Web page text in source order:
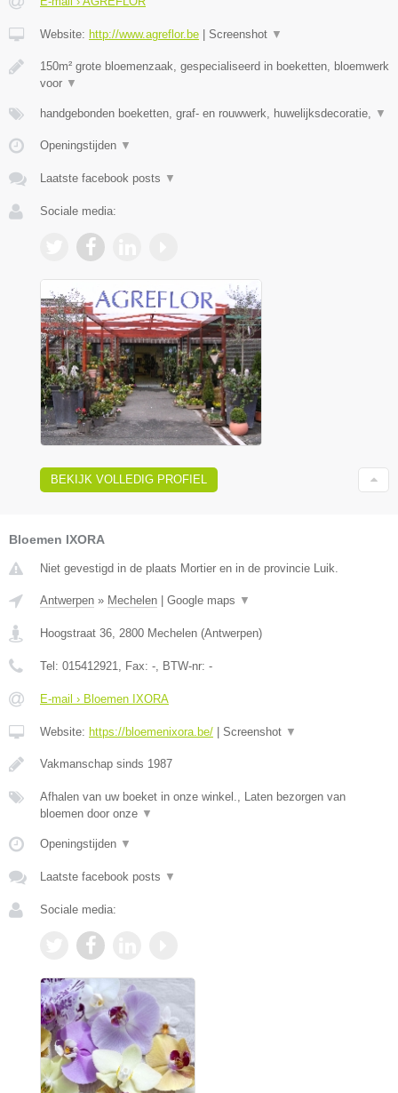
Website: http://www.agreflor.be Screenshot ▼
150m² grote bloemenzaak, gespecialiseerd in boeketten, bloemwerk
voor ▼
handgebonden boeketten, graf- en rouwwerk, huwelijksdecoratie, ▼
Openingstijden ▼
Laatste facebook posts ▼
Sociale media:
BEKIJK VOLLEDIG PROFIEL
Bloemen IXORA
Niet gevestigd in de plaats Mortier en in de provincie Luik.
Antwerpen » Mechelen Google maps ▼
Hoogstraat 36 2800 Mechelen (Antwerpen)
Tel: 015412921 , Fax: - , BTW-nr: -
E-mail › Bloemen IXORA
Website: https://bloemenixora.be/ Screenshot ▼
Vakmanschap sinds 1987
Afhalen van uw boeket in onze winkel., Laten bezorgen van
bloemen door onze ▼
Openingstijden ▼
Laatste facebook posts ▼
Sociale media: